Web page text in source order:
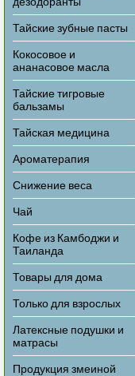
дезодоранты
Тайские зубные пасты
Кокосовое и
ананасовое масла
Тайские тигровые
бальзамы
Тайская медицина
Ароматерапия
Снижение веса
Чай
Кофе из Камбоджи и
Таиланда
Товары для дома
Только для взрослых
Латексные подушки и
матрасы
Продукция змеиной